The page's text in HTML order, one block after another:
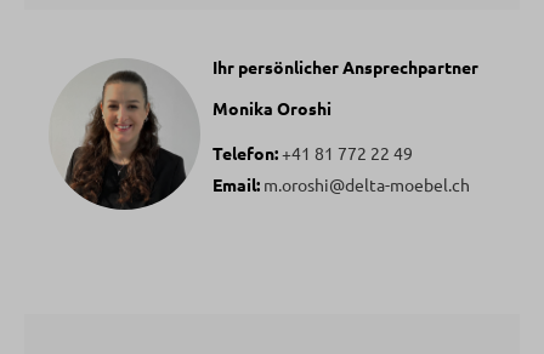
Ihr persönlicher Ansprechpartner
Monika Oroshi
Telefon:+41 81 772 22 49
Email: m.oroshi@delta-moebel.ch